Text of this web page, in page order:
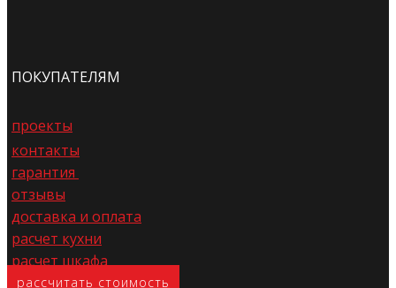
ПОКУПАТЕЛЯМ
проекты
контакты
гарантия
отзывы
доставка и оплата
расчет кухни
расчет шкафа
расс​читать стоимость